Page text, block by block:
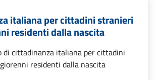
italiana per cittadini stranieri
residenti dalla nascita
di cittadinanza italiana per cittadini
residenti dalla nascita